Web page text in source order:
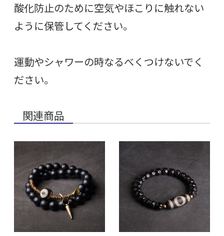
酸化防止のために空気やほこりに触れない
ように保管してください。
運動やシャワーの時なるべくつけないでく
ださい。
関連商品